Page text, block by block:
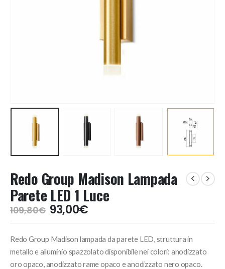
Redo Group Madison Lampada
Parete LED 1 Luce
109,80€ Il
prezzo
era:
109,80€.
93,00€Il
prezzo
è:
93,00€.
Redo Group Madison lampada da parete LED, struttura in
metallo e alluminio spazzolato disponibile nei colori: anodizzato
oro opaco, anodizzato rame opaco e anodizzato nero opaco.